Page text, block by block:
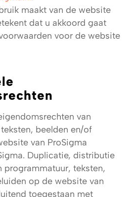
maakt van de website
dat u akkoord gaat
voor de website
van
beelden en/of
van ProSigma
Duplicatie, distributie
programmatuur, teksten,
op de website van
toegestaan met